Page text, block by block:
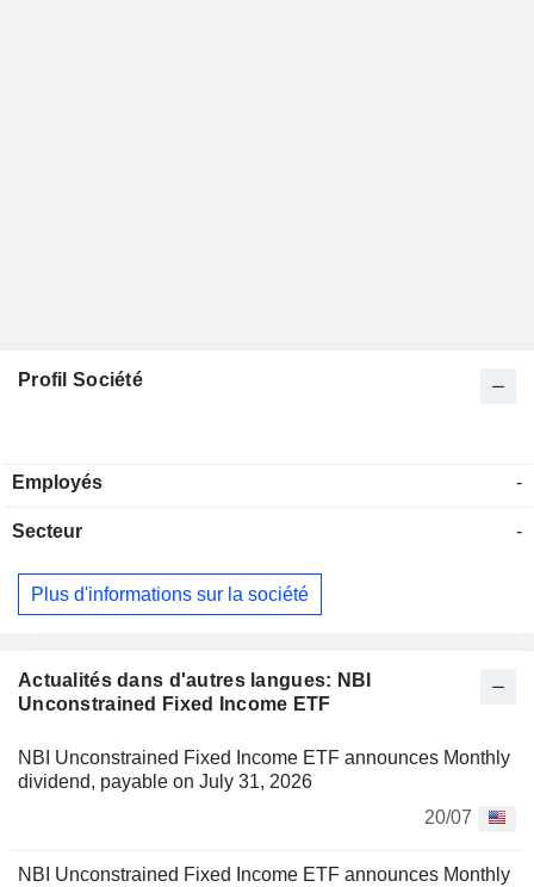
Actualités dans d'autres langues: NBI
Unconstrained Fixed Income ETF
NBI Unconstrained Fixed Income ETF announces Monthly
dividend, payable on July 31, 2026
20/07
NBI Unconstrained Fixed Income ETF announces Monthly
Profil Société
Employés -
Secteur -
Plus d'informations sur la société